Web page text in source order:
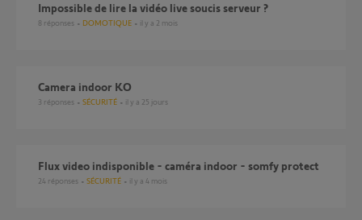
Impossible de lire la vidéo live soucis serveur ?
8 réponses DOMOTIQUE il y a 2 mois
Camera indoor KO
3 réponses SÉCURITÉ il y a 25 jours
Flux video indisponible - caméra indoor - somfy protect
24 réponses SÉCURITÉ il y a 4 mois